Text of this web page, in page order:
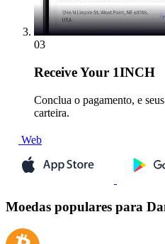
03
ReceiveYour 1INCH
Conclua o pagamento, e
carteira.
Web
Moedas populares para